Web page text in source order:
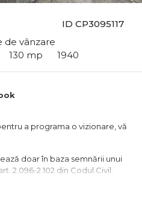
ID CP3095117
de vânzare
130 mp 1940
a programa o vizionare, vă
doar în baza semnării unui
2.096-2.102 din Codul Civil.